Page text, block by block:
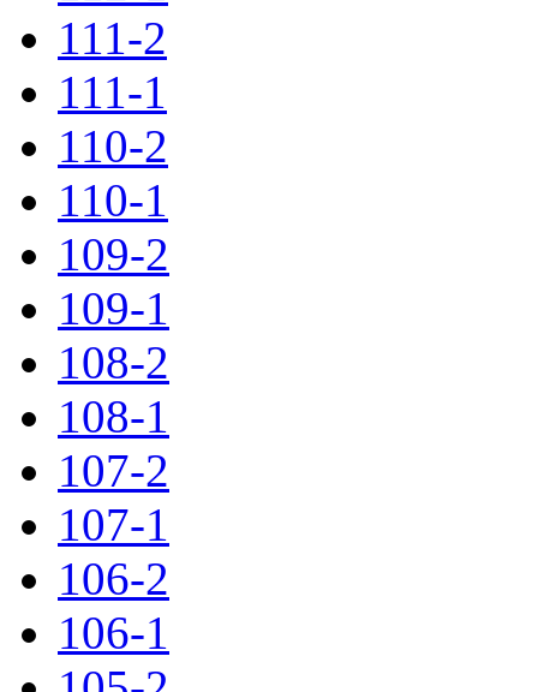
111-2
111-1
110-2
110-1
109-2
109-1
108-2
108-1
107-2
107-1
106-2
106-1